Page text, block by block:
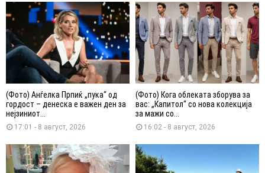
(Фото) Анѓелка Прпиќ „пука“ од
гордост – денеска е важен ден за
нејзиниот...
17:01 - 8 август, 2026
(Фото) Кога облеката зборува за
вас: „Капитол“ со нова колекција
за мажи со...
16:02 - 8 август, 2026